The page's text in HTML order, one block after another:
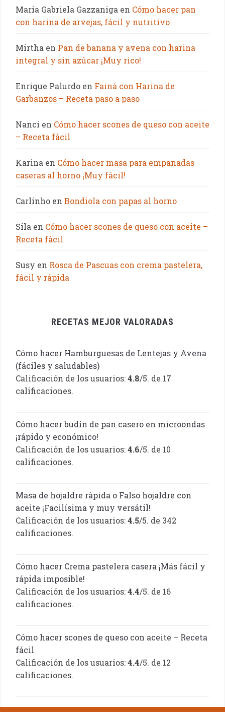
Maria Gabriela Gazzaniga en Cómo hacer pan
con harina de arvejas, fácil y nutritivo
Mirtha en Pan de banana y avena con harina
integral y sin azúcar ¡Muy rico!
Enrique Palurdo en Fainá con Harina de
Garbanzos – Receta paso a paso
Nanci en Cómo hacer scones de queso con aceite
– Receta fácil
Karina en Cómo hacer masa para empanadas
caseras al horno ¡Muy fácil!
Carlinho en Bondiola con papas al horno
Sila en Cómo hacer scones de queso con aceite –
Receta fácil
Susy en Rosca de Pascuas con crema pastelera,
fácil y rápida
RECETAS MEJOR VALORADAS
Cómo hacer Hamburguesas de Lentejas y Avena
(fáciles y saludables)
Calificación de los usuarios:4.8/5. de 17
calificaciones.
Cómo hacer budín de pan casero en microondas
¡rápido y económico!
Calificación de los usuarios:4.6/5. de 10
calificaciones.
Masa de hojaldre rápida o Falso hojaldre con
aceite ¡Facilísima y muy versátil!
Calificación de los usuarios:4.5/5. de 342
calificaciones.
Cómo hacer Crema pastelera casera ¡Más fácil y
rápida imposible!
Calificación de los usuarios:4.4/5. de 16
calificaciones.
Cómo hacer scones de queso con aceite – Receta
fácil
Calificación de los usuarios:4.4/5. de 12
calificaciones.